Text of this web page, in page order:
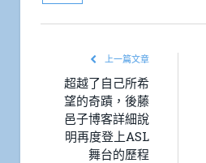
上一篇文章
超越了自己所希
望的奇蹟，後藤
邑子博客詳細說
明再度登上ASL
舞台的歷程